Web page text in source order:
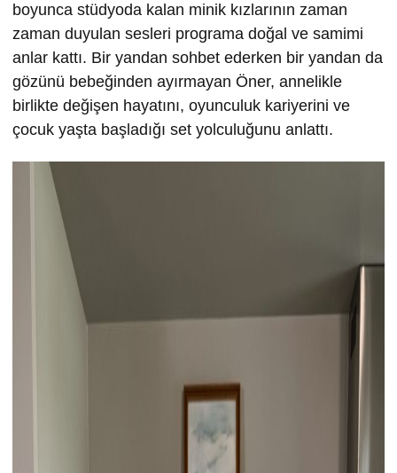
boyunca stüdyoda kalan minik kızlarının zaman
zaman duyulan sesleri programa doğal ve samimi
anlar kattı. Bir yandan sohbet ederken bir yandan da
gözünü bebeğinden ayırmayan Öner, annelikle
birlikte değişen hayatını, oyunculuk kariyerini ve
çocuk yaşta başladığı set yolculuğunu anlattı.